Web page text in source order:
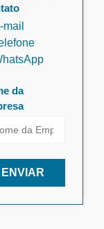
mail
da
ENVIAR